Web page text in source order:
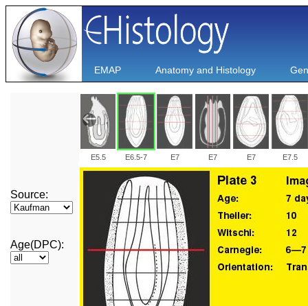
EMAP Anatomy and Histology
Source:
Age(DPC):
E5.5 E6.5-7 E7 E7 E7 E7.5
E14.5 E15.5 E15.5 E16.5 E16.5 E16.5